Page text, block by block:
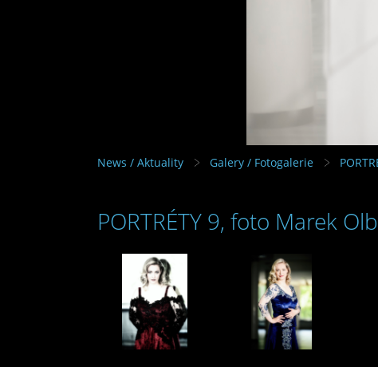
News / Aktuality Galery / Fotogalerie
PORTRÉTY 9, foto Marek